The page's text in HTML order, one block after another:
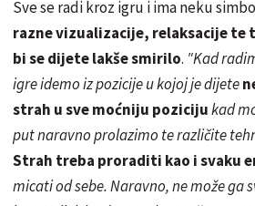
Sve se radi kroz igru i ima neku
razne vizualizacije, relaksacije te
bi se dijete lakše smirilo. "Kad
igre idemo iz pozicije u kojoj je dijete
strah u sve moćniju pozicijukad
put naravno prolazimo te različite
Strah treba proraditi kao i svaku
micati od sebe. Naravno, ne može ga